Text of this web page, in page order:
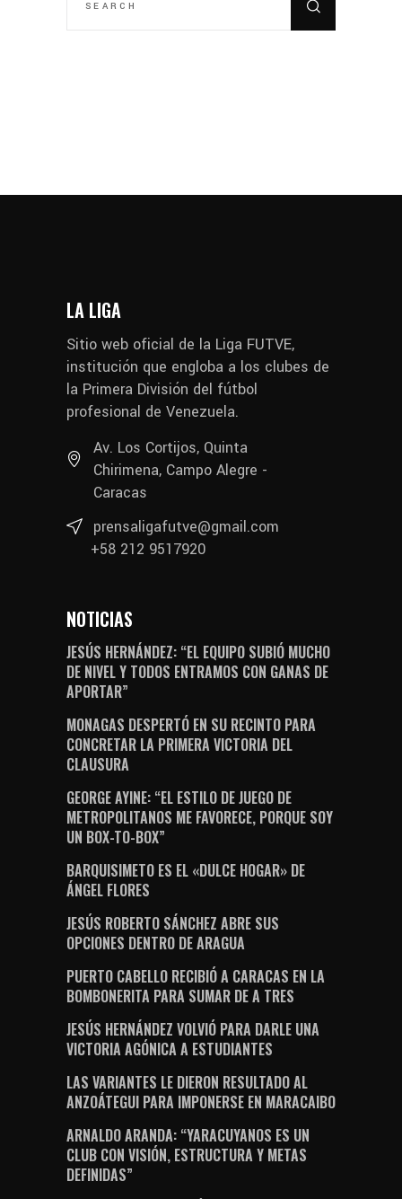
LA LIGA
Sitio web oficial de la Liga FUTVE,
institución que engloba a los clubes de
la Primera División del fútbol
profesional de Venezuela.
Av. Los Cortijos, Quinta
Chirimena, Campo Alegre -
Caracas
prensaligafutve@gmail.com
+58 212 9517920
NOTICIAS
JESÚS HERNÁNDEZ: “EL EQUIPO SUBIÓ MUCHO
DE NIVEL Y TODOS ENTRAMOS CON GANAS DE
APORTAR”
MONAGAS DESPERTÓ EN SU RECINTO PARA
CONCRETAR LA PRIMERA VICTORIA DEL
CLAUSURA
GEORGE AYINE: “EL ESTILO DE JUEGO DE
METROPOLITANOS ME FAVORECE, PORQUE SOY
UN BOX-TO-BOX”
BARQUISIMETO ES EL «DULCE HOGAR» DE
ÁNGEL FLORES
JESÚS ROBERTO SÁNCHEZ ABRE SUS
OPCIONES DENTRO DE ARAGUA
PUERTO CABELLO RECIBIÓ A CARACAS EN LA
BOMBONERITA PARA SUMAR DE A TRES
JESÚS HERNÁNDEZ VOLVIÓ PARA DARLE UNA
VICTORIA AGÓNICA A ESTUDIANTES
LAS VARIANTES LE DIERON RESULTADO AL
ANZOÁTEGUI PARA IMPONERSE EN MARACAIBO
ARNALDO ARANDA: “YARACUYANOS ES UN
CLUB CON VISIÓN, ESTRUCTURA Y METAS
DEFINIDAS”